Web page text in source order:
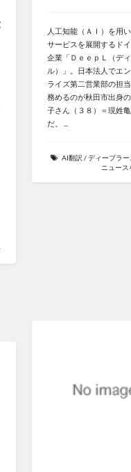
人工知能（ＡＩ）を用
サービスを展開するド
企業「ＤｅｅｐＬ（デ
ル）」。日本法人でエ
ライズ第二営業部の担
務めるのが秋田市出身
子さん（３８）＝現姓
だ。 ...
AI翻訳 /ディープラ
ニュース